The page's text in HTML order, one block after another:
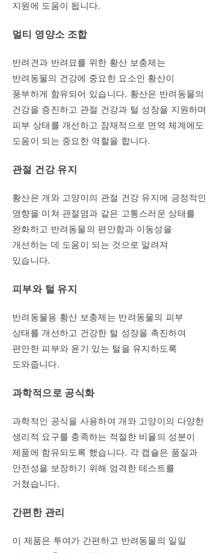
지원에 도움이 됩니다.
멀티 영양소 조합
반려견과 반려묘를 위한 황산 보충제는
반려동물의 건강에 중요한 요소인 황산이
풍부하게 함유되어 있습니다. 황산은 반려동물의
건강을 증진하고 관절 건강과 털 성장을 지원하며
피부 상태를 개선하고 잠재적으로 면역 체계에도
도움이 되는 중요한 역할을 합니다.
관절 건강 유지
황산은 개와 고양이의 관절 건강 유지에 긍정적인
영향을 미쳐 관절염과 같은 고통스러운 상태를
완화하고 반려동물의 편안함과 이동성을
개선하는 데 도움이 되는 것으로 알려져
있습니다.
피부와 털 유지
반려동물용 황산 보충제는 반려동물의 피부
상태를 개선하고 건강한 털 성장을 촉진하여
편안한 피부와 윤기 있는 털을 유지하도록
도와줍니다.
과학적으로 공식화
과학적인 공식을 사용하여 개와 고양이의 다양한
생리적 요구를 충족하는 적절한 비율의 성분이
제품에 함유되도록 했습니다. 각 캡슐은 품질과
안전성을 보장하기 위해 엄격한 테스트를
거쳤습니다.
간편한 관리
이 제품은 투여가 간편하고 반려동물의 일일